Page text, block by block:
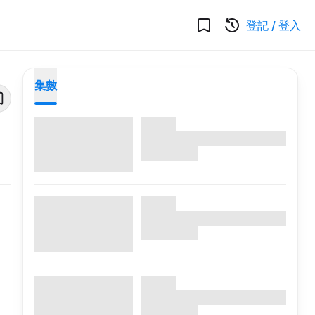
登記 / 登入
集數